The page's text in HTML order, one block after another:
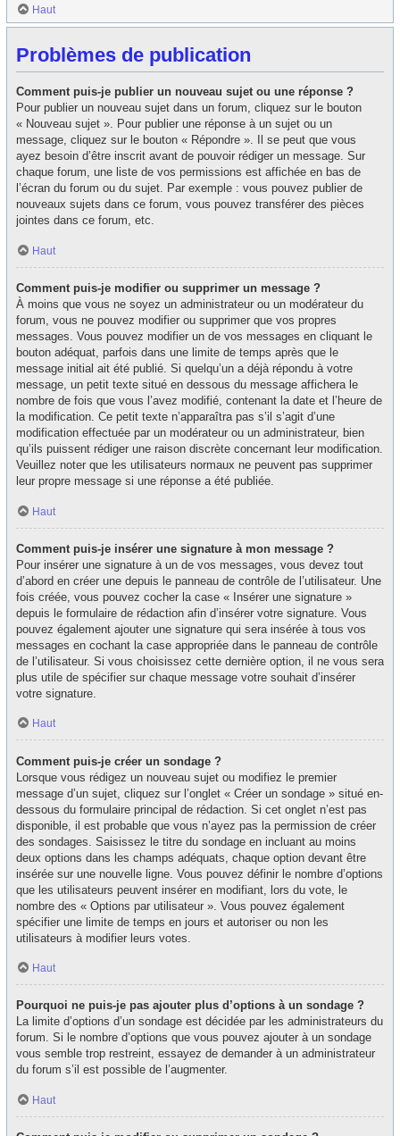
Haut
Problèmes de publication
Comment puis-je publier un nouveau sujet ou une réponse ?
Pour publier un nouveau sujet dans un forum, cliquez sur le bouton
« Nouveau sujet ». Pour publier une réponse à un sujet ou un
message, cliquez sur le bouton « Répondre ». Il se peut que vous
ayez besoin d’être inscrit avant de pouvoir rédiger un message. Sur
chaque forum, une liste de vos permissions est affichée en bas de
l’écran du forum ou du sujet. Par exemple : vous pouvez publier de
nouveaux sujets dans ce forum, vous pouvez transférer des pièces
jointes dans ce forum, etc.
Haut
Comment puis-je modifier ou supprimer un message ?
À moins que vous ne soyez un administrateur ou un modérateur du
forum, vous ne pouvez modifier ou supprimer que vos propres
messages. Vous pouvez modifier un de vos messages en cliquant le
bouton adéquat, parfois dans une limite de temps après que le
message initial ait été publié. Si quelqu’un a déjà répondu à votre
message, un petit texte situé en dessous du message affichera le
nombre de fois que vous l’avez modifié, contenant la date et l’heure de
la modification. Ce petit texte n’apparaîtra pas s’il s’agit d’une
modification effectuée par un modérateur ou un administrateur, bien
qu’ils puissent rédiger une raison discrète concernant leur modification.
Veuillez noter que les utilisateurs normaux ne peuvent pas supprimer
leur propre message si une réponse a été publiée.
Haut
Comment puis-je insérer une signature à mon message ?
Pour insérer une signature à un de vos messages, vous devez tout
d’abord en créer une depuis le panneau de contrôle de l’utilisateur. Une
fois créée, vous pouvez cocher la case « Insérer une signature »
depuis le formulaire de rédaction afin d’insérer votre signature. Vous
pouvez également ajouter une signature qui sera insérée à tous vos
messages en cochant la case appropriée dans le panneau de contrôle
de l’utilisateur. Si vous choisissez cette dernière option, il ne vous sera
plus utile de spécifier sur chaque message votre souhait d’insérer
votre signature.
Haut
Comment puis-je créer un sondage ?
Lorsque vous rédigez un nouveau sujet ou modifiez le premier
message d’un sujet, cliquez sur l’onglet « Créer un sondage » situé en-
dessous du formulaire principal de rédaction. Si cet onglet n’est pas
disponible, il est probable que vous n’ayez pas la permission de créer
des sondages. Saisissez le titre du sondage en incluant au moins
deux options dans les champs adéquats, chaque option devant être
insérée sur une nouvelle ligne. Vous pouvez définir le nombre d’options
que les utilisateurs peuvent insérer en modifiant, lors du vote, le
nombre des « Options par utilisateur ». Vous pouvez également
spécifier une limite de temps en jours et autoriser ou non les
utilisateurs à modifier leurs votes.
Haut
Pourquoi ne puis-je pas ajouter plus d’options à un sondage ?
La limite d’options d’un sondage est décidée par les administrateurs du
forum. Si le nombre d’options que vous pouvez ajouter à un sondage
vous semble trop restreint, essayez de demander à un administrateur
du forum s’il est possible de l’augmenter.
Haut